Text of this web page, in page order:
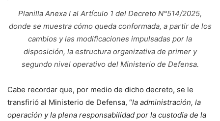
Planilla Anexa I al Artículo 1 del Decreto N°514/2025,
donde se muestra cómo queda conformada, a partir de los
cambios y las modificaciones impulsadas por la
disposición, la estructura organizativa de primer y
segundo nivel operativo del Ministerio de Defensa.
Cabe recordar que, por medio de dicho decreto, se le
transfirió al Ministerio de Defensa, “la administración, la
operación y la plena responsabilidad por la custodia de la